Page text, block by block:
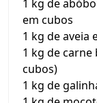
1 kg de
em cubos
1 kg de aveia
1 kg de
cubos)
1 kg de